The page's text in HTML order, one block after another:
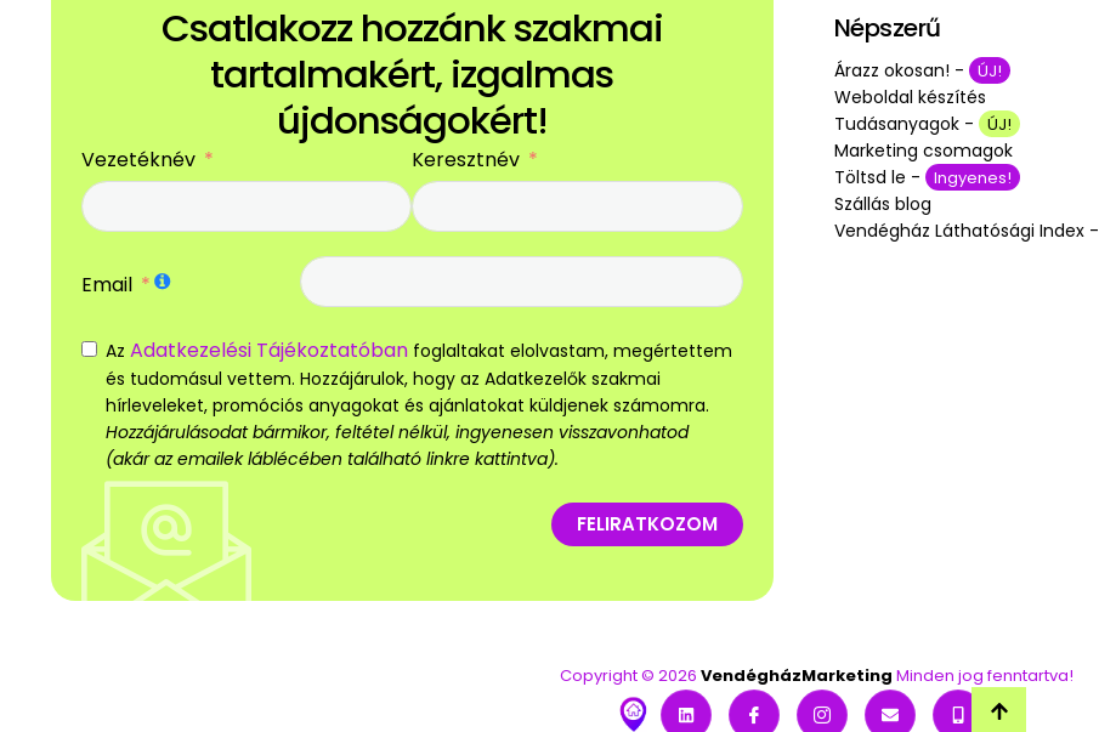
Csatlakozz hozzánk szakmai
tartalmakért, izgalmas
újdonságokért!
Vezetéknév Keresztnév
Email
Az Adatkezelési Tájékoztatóban foglaltakat elolvastam, megértettem
és tudomásul vettem. Hozzájárulok, hogy az Adatkezelők szakmai
hírleveleket, promóciós anyagokat és ajánlatokat küldjenek számomra.
Hozzájárulásodat bármikor, feltétel nélkül, ingyenesen visszavonhatod
(akár az emailek láblécében található linkre kattintva).
FELIRATKOZOM
Népszerű
Árazz okosan! - ÚJ!
Weboldal készítés
Tudásanyagok -
ÚJ!
Marketing csomagok
Töltsd le -
Ingyenes!
Szállás blog
Vendégház Láthatósági Index -
Copyright © 2026 VendégházMarketing Minden jog fenntartva!